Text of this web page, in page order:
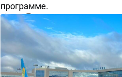
программе.
8932